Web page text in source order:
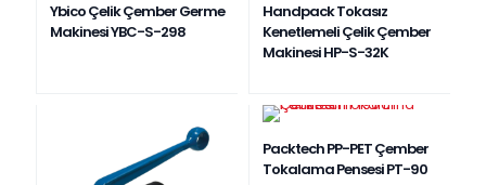
Ybico Çelik Çember Germe
Makinesi YBC-S-298
Handpack Tokasız
Kenetlemeli Çelik Çember
Makinesi HP-S-32K
Packtech PP-PET Çember
Tokalama Pensesi PT-90